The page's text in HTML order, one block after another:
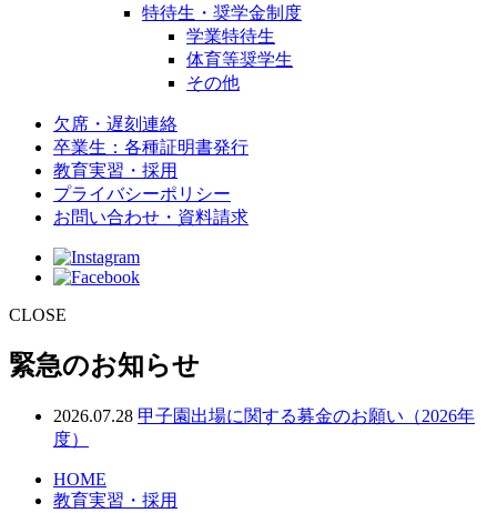
特待生・奨学金制度
学業特待生
体育等奨学生
その他
欠席・遅刻連絡
卒業生：各種証明書発行
教育実習・採用
プライバシーポリシー
お問い合わせ・資料請求
CLOSE
緊急のお知らせ
2026.07.28 甲子園出場に関する募金のお願い（2026年
度）
HOME
教育実習・採用